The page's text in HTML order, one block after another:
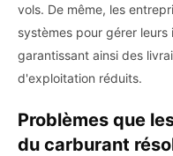
vols. De même, les
systèmes pour gérer
garantissant ainsi des
d'exploitation réduits.
Problèmes que
du carburant